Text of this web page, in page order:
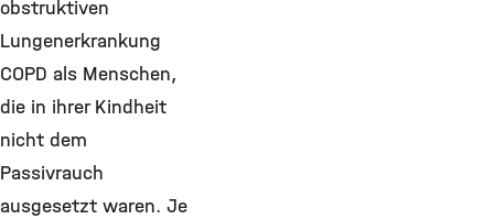
obstruktiven
Lungenerkrankung
COPD als Menschen,
die in ihrer Kindheit
nicht dem
Passivrauch
ausgesetzt waren. Je